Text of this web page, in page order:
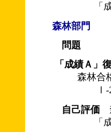
「成績
森林部門
問題
「成績Ａ」
森林合
Ⅰ-2、
自己評価
「成績